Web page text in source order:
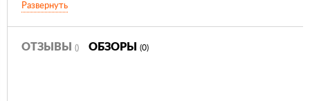
Форелевые блесны Yoshi Onyx могут успешно применяться в ловле
водоемах, где разводят форель. У опытного рыбака в арсенале
имеется набор проверенных колебалок, и он знает, когда и как их
применять. Охота за форелью с блеснами Yoshi Onyx окажется
Развернуть
ОТЗЫВЫ () ОБЗОРЫ (0)